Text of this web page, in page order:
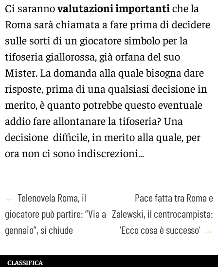
Ci sarannovalutazioni importantiche la
Roma sarà chiamata a fare prima di decidere
sulle sorti di un giocatore simbolo per la
tifoseria giallorossa, già orfana del suo
Mister. La domanda alla quale bisogna dare
risposte, prima di una qualsiasi decisione in
merito, è quanto potrebbe questo eventuale
addio fare allontanare la tifoseria? Una
decisione difficile, in merito alla quale, per
ora non ci sono indiscrezioni…
Post
navigation
← Telenovela Roma, il
giocatore può partire: “Via a
gennaio”, si chiude
Pace fatta tra Roma e
Zalewski, il centrocampista:
‘Ecco cosa è successo’ →
CLASSIFICA